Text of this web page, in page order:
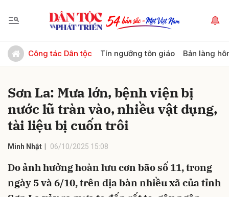
Công tác Dân tộc Tín ngưỡng tôn giáo Bản làng
Sơn La: Mưa lớn, bệnh viện bị
nước lũ tràn vào, nhiều vật dụng,
tài liệu bị cuốn trôi
Minh Nhật 06/10/2025 15:08
Do ảnh hưởng hoàn lưu cơn bão số 11, trong
ngày 5 và 6/10, trên địa bàn nhiều xã của tỉnh
Gửi bình luận